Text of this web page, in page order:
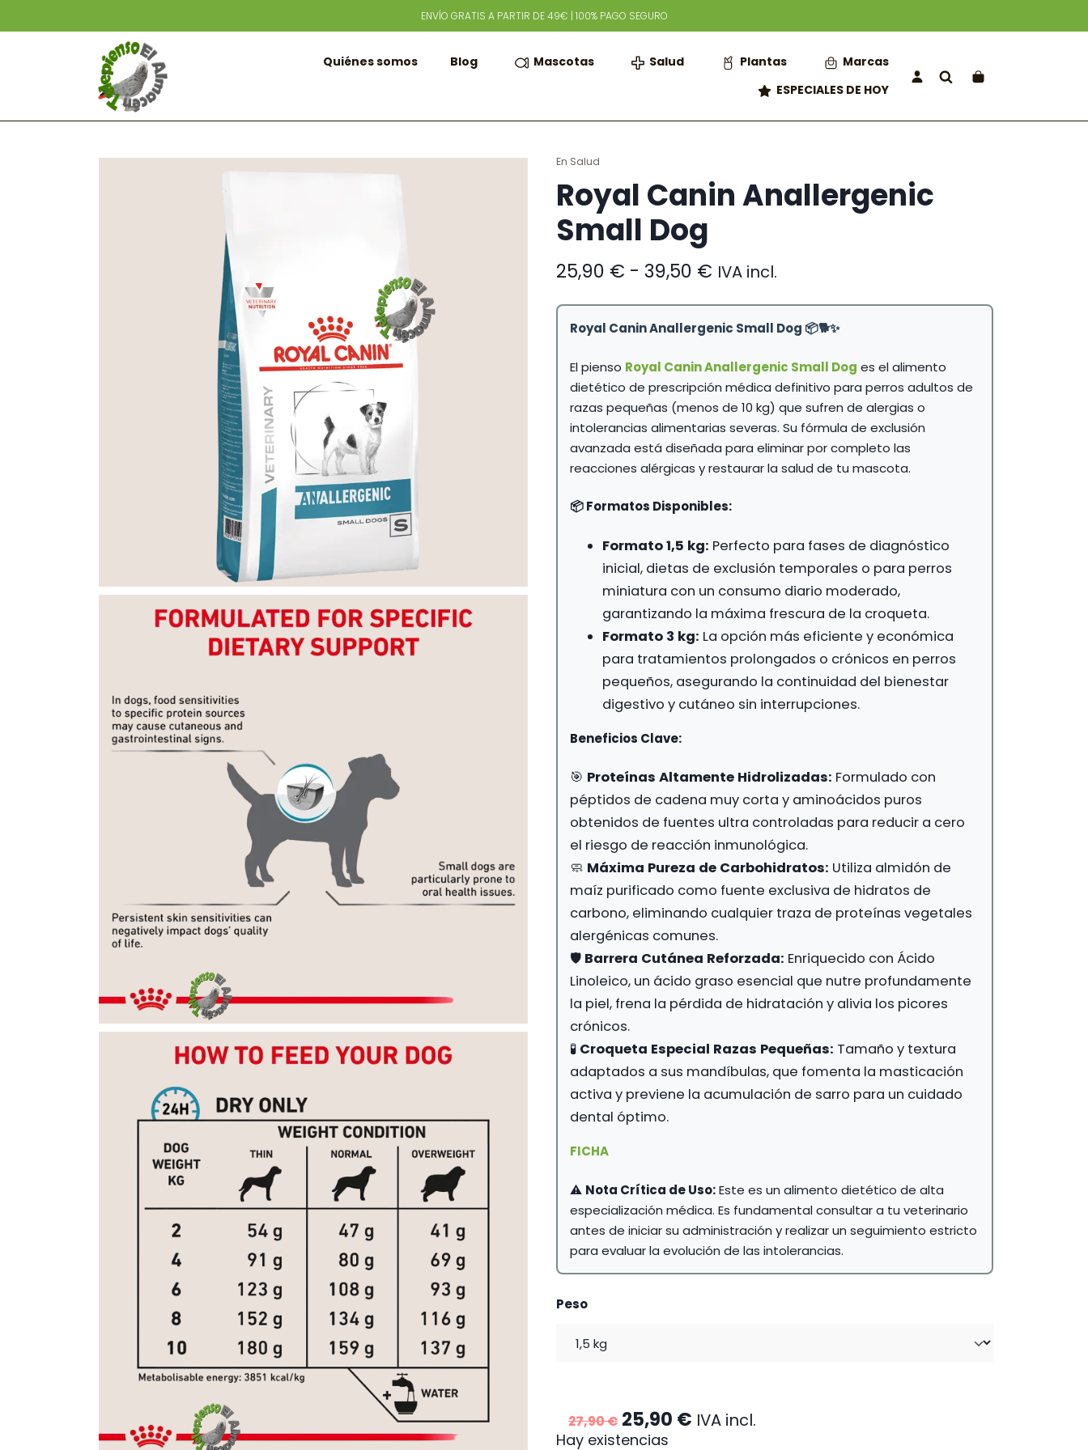
ENVÍO GRATIS A PARTIR DE 49€ | 100% PAGO SEGURO
Quiénes somos Blog Mascotas Salud Plantas
Marcas
ESPECIALES DE HOY
En Salud
Royal Canin Anallergenic
Small Dog
25,90 € - 39,50 € Rango
precios:
desde
25,90 €
hasta
39,50 €
IVA incl.
Royal Canin Anallergenic Small Dog 📦🐕✨
El pienso Royal Canin Anallergenic Small Dog es el alimento
dietético de prescripción médica definitivo para perros adultos de
razas pequeñas (menos de 10 kg) que sufren de alergias o
intolerancias alimentarias severas. Su fórmula de exclusión
avanzada está diseñada para eliminar por completo las
reacciones alérgicas y restaurar la salud de tu mascota.
📦 Formatos Disponibles:
Formato 1,5 kg: Perfecto para fases de diagnóstico
inicial, dietas de exclusión temporales o para perros
miniatura con un consumo diario moderado,
garantizando la máxima frescura de la croqueta.
Formato 3 kg: La opción más eficiente y económica
para tratamientos prolongados o crónicos en perros
pequeños, asegurando la continuidad del bienestar
digestivo y cutáneo sin interrupciones.
Beneficios Clave:
🎯 Proteínas Altamente Hidrolizadas: Formulado con
péptidos de cadena muy corta y aminoácidos puros
obtenidos de fuentes ultra controladas para reducir a cero
el riesgo de reacción inmunológica.
🧼 Máxima Pureza de Carbohidratos: Utiliza almidón de
maíz purificado como fuente exclusiva de hidratos de
carbono, eliminando cualquier traza de proteínas vegetales
alergénicas comunes.
🛡️ Barrera Cutánea Reforzada: Enriquecido con Ácido
Linoleico, un ácido graso esencial que nutre profundamente
la piel, frena la pérdida de hidratación y alivia los picores
crónicos.
🧪 Croqueta Especial Razas Pequeñas: Tamaño y textura
adaptados a sus mandíbulas, que fomenta la masticación
activa y previene la acumulación de sarro para un cuidado
dental óptimo.
FICHA
⚠️ Nota Crítica de Uso:Este es un alimento dietético de alta
especialización médica. Es fundamental consultar a tu veterinario
antes de iniciar su administración y realizar un seguimiento estricto
para evaluar la evolución de las intolerancias.
Peso
27,90€ El
precio
25,90 € El
IVA incl.
Hay existencias